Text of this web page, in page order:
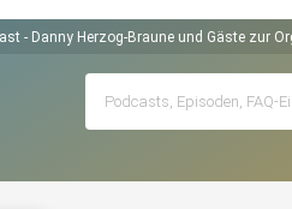
- Danny Herzog-Braune und Gäste zur